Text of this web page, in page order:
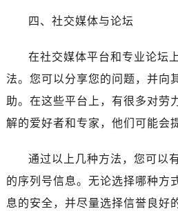
四、社交媒体与论坛
在社交媒体平台和专业论坛
法。您可以分享您的问题，并向
助。在这些平台上，有很多对劳
解的爱好者和专家，他们可能会
通过以上几种方法，您可以
的序列号信息。无论选择哪种方
息的安全，并尽量选择信誉良好